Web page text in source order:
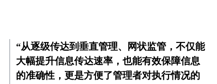
“从逐级传达到垂直管理、网状监管，不仅能
大幅提升信息传达速率，也能有效保障信息
的准确性，更是方便了管理者对执行情况的